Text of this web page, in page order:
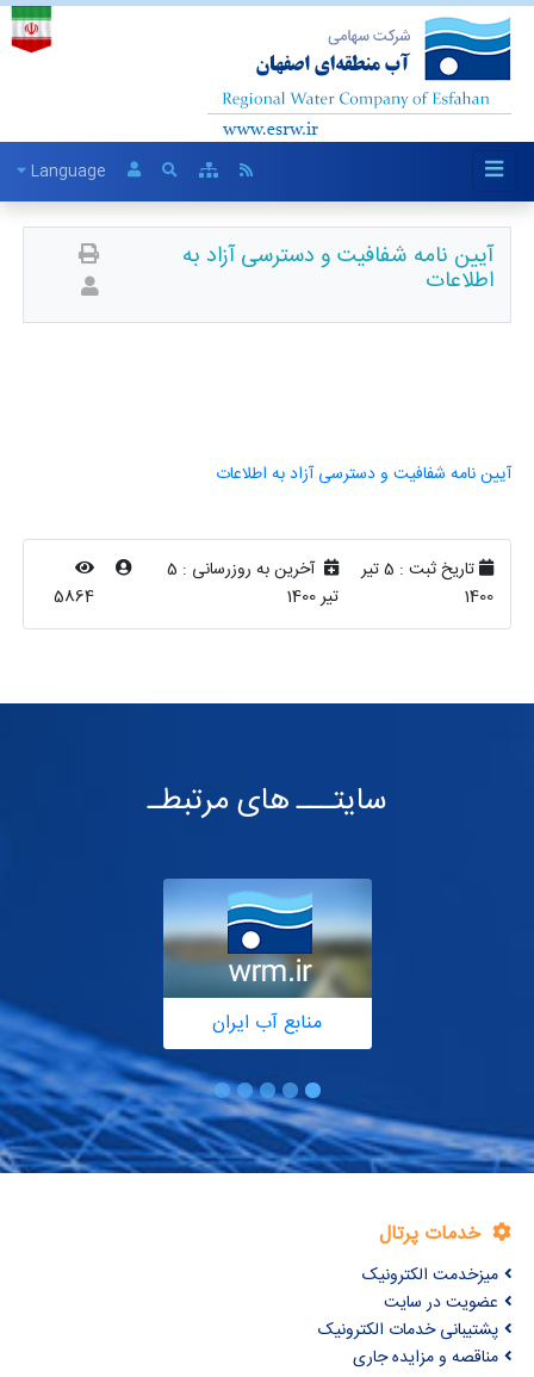
Language
آیین نامه شفافیت و دسترسی آزاد به
اطلاعات
آیین نامه شفافیت و دسترسی آزاد به اطلاعات
تاریخ ثبت :
5 تیر
1400
آخرین به روزرسانی : 5
تیر 1400
5864
سایتـــ های مرتبطـ
منابع آب ایران
خدمات پرتال
میزخدمت الکترونیک
عضویت در سایت
پشتیبانی خدمات الکترونیک
مناقصه و مزایده جاری